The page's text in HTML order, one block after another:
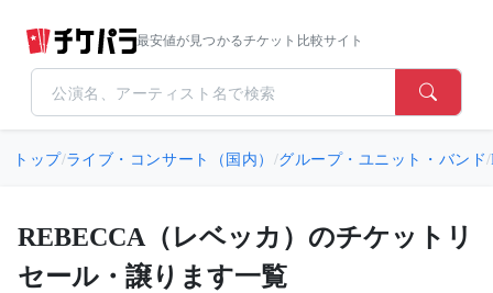
最安値が見つかるチケット比較サイト
トップ/ライブ・コンサート（国内） /グループ・ユニット・バンド/
REBECCA（レベッカ）のチケットリ
セール・譲ります一覧